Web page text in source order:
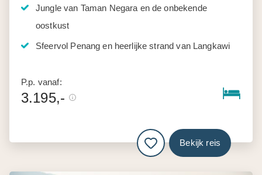
Jungle van Taman Negara en de onbekende
oostkust
Sfeervol Penang en heerlijke strand van Langkawi
P.p. vanaf:
3.195,-
Bekijk reis